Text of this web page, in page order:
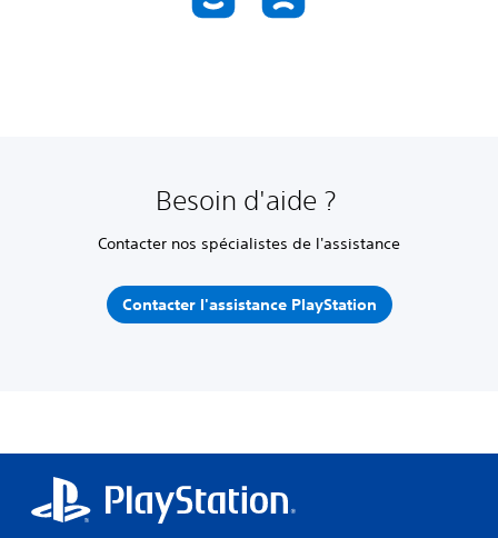
Besoin d'aide ?
Contacter nos spécialistes de l'assistance
Contacter l'assistance PlayStation